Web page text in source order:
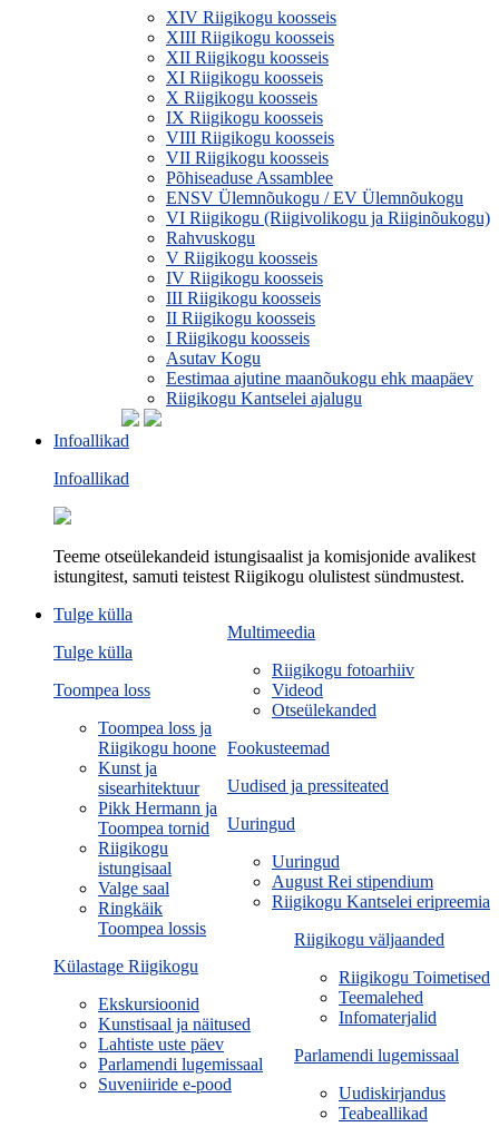
XIV Riigikogu koosseis
XIII Riigikogu koosseis
XII Riigikogu koosseis
XI Riigikogu koosseis
X Riigikogu koosseis
IX Riigikogu koosseis
VIII Riigikogu koosseis
VII Riigikogu koosseis
Põhiseaduse Assamblee
ENSV Ülemnõukogu / EV Ülemnõukogu
VI Riigikogu (Riigivolikogu ja Riiginõukogu)
Rahvuskogu
V Riigikogu koosseis
IV Riigikogu koosseis
III Riigikogu koosseis
II Riigikogu koosseis
I Riigikogu koosseis
Asutav Kogu
Eestimaa ajutine maanõukogu ehk maapäev
Riigikogu Kantselei ajalugu
Infoallikad
Infoallikad
Teeme otseülekandeid istungisaalist ja komisjonide avalikest
istungitest, samuti teistest Riigikogu olulistest sündmustest.
Multimeedia
Riigikogu fotoarhiiv
Videod
Otseülekanded
Fookusteemad
Uudised ja pressiteated
Uuringud
Uuringud
August Rei stipendium
Riigikogu Kantselei eripreemia
Riigikogu väljaanded
Riigikogu Toimetised
Teemalehed
Infomaterjalid
Parlamendi lugemissaal
Uudiskirjandus
Teabeallikad
Tulge külla
Tulge külla
Toompea loss
Toompea loss ja
Riigikogu hoone
Kunst ja
sisearhitektuur
Pikk Hermann ja
Toompea tornid
Riigikogu
istungisaal
Valge saal
Ringkäik
Toompea lossis
Külastage Riigikogu
Ekskursioonid
Kunstisaal ja näitused
Lahtiste uste päev
Parlamendi lugemissaal
Suveniiride e-pood